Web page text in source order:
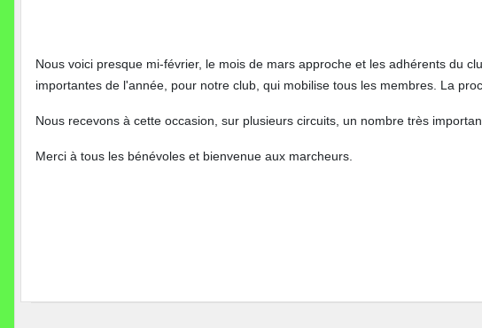
Nous voici presque mi-février, le mois de mars approche et les adhérents du
importantes de l'année, pour notre club, qui mobilise tous les membres. La
Nous recevons à cette occasion, sur plusieurs circuits, un nombre très
Merci à tous les bénévoles et bienvenue aux marcheurs.